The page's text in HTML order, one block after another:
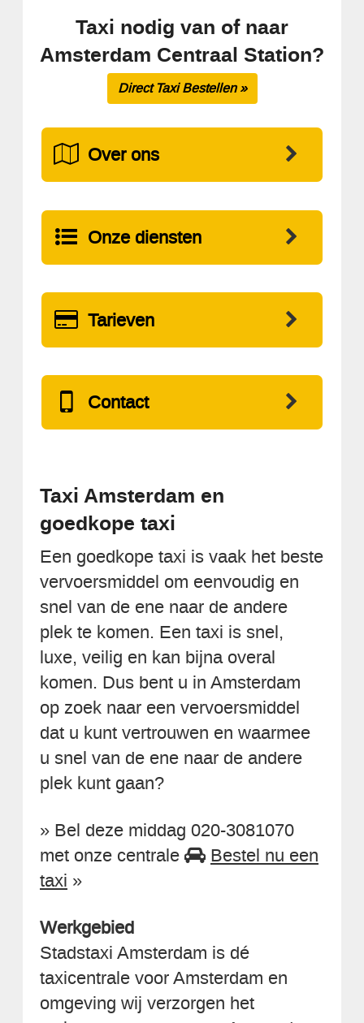
Taxi nodig van of naar
Amsterdam Centraal Station?
Direct Taxi Bestellen »
Over ons
Onze diensten
Tarieven
Contact
Taxi Amsterdam en
goedkope taxi
Een goedkope taxi is vaak het beste
vervoersmiddel om eenvoudig en
snel van de ene naar de andere
plek te komen. Een taxi is snel,
luxe, veilig en kan bijna overal
komen. Dus bent u in Amsterdam
op zoek naar een vervoersmiddel
dat u kunt vertrouwen en waarmee
u snel van de ene naar de andere
plek kunt gaan?
» Bel deze middag 020-3081070
met onze centrale
Bestel nu een
taxi »
Werkgebied
Stadstaxi Amsterdam is dé
taxicentrale voor Amsterdam en
omgeving wij verzorgen het